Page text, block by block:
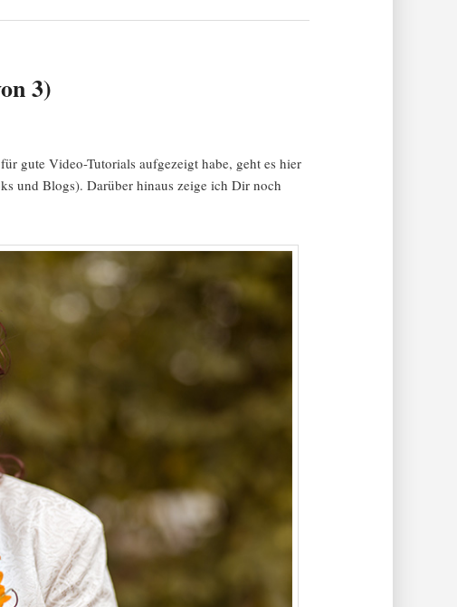
3)
gute Video-Tutorials aufgezeigt habe, geht es hier
und Blogs). Darüber hinaus zeige ich Dir noch